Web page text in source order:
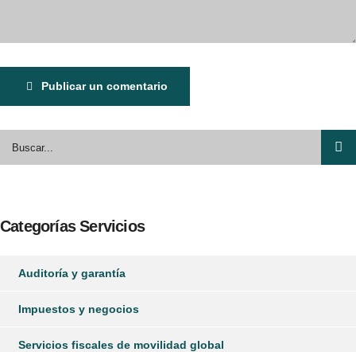
Publicar un comentario
Categorías Servicios
Auditoría y garantía
Impuestos y negocios
Servicios fiscales de movilidad global